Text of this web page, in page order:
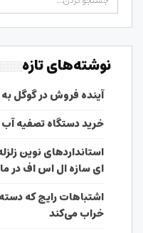
نوشته‌های تازه
آینده فروش در گوگل
خرید دستگاه تصفیه آب
استانداردهای نوین
ای سازه ال اس اف در
اشتباهات رایج که
خراب می‌کند